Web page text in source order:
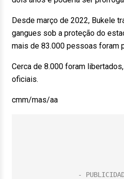
Desde março de 2022, Bukele
gangues sob a proteção do
mais de 83.000 pessoas foram
Cerca de 8.000 foram
oficiais.
cmm/mas/aa